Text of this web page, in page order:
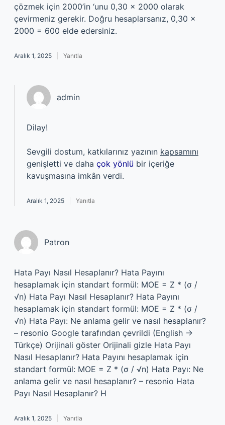
çözmek için 2000’in ‘unu 0,30 x 2000 olarak
çevirmeniz gerekir. Doğru hesaplarsanız, 0,30 x
2000 = 600 elde edersiniz.
Aralık 1, 2025 Yanıtla
admin
Dilay!
Sevgili dostum, katkılarınız yazının kapsamını
genişletti ve daha çok yönlü bir içeriğe
kavuşmasına imkân verdi.
Aralık 1, 2025 Yanıtla
Patron
Hata Payı Nasıl Hesaplanır? Hata Payını
hesaplamak için standart formül: MOE = Z * (σ /
√n) Hata Payı Nasıl Hesaplanır? Hata Payını
hesaplamak için standart formül: MOE = Z * (σ /
√n) Hata Payı: Ne anlama gelir ve nasıl hesaplanır?
– resonio Google tarafından çevrildi (English →
Türkçe) Orijinali göster Orijinali gizle Hata Payı
Nasıl Hesaplanır? Hata Payını hesaplamak için
standart formül: MOE = Z * (σ / √n) Hata Payı: Ne
anlama gelir ve nasıl hesaplanır? – resonio Hata
Payı Nasıl Hesaplanır? H
Aralık 1, 2025 Yanıtla